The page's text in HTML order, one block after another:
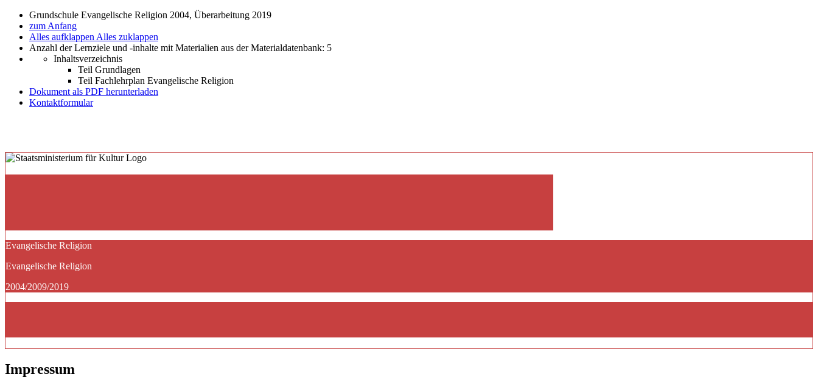
Grundschule Evangelische Religion 2004, Überarbeitung 2019
zum Anfang
Alles aufklappen Alles zuklappen
Anzahl der Lernziele und -inhalte mit Materialien aus der Materialdatenbank: 5
Inhaltsverzeichnis
Teil Grundlagen
Teil Fachlehrplan Evangelische Religion
Dokument als PDF herunterladen
Kontaktformular
Evangelische Religion
Evangelische Religion
2004/2009/2019
Impressum